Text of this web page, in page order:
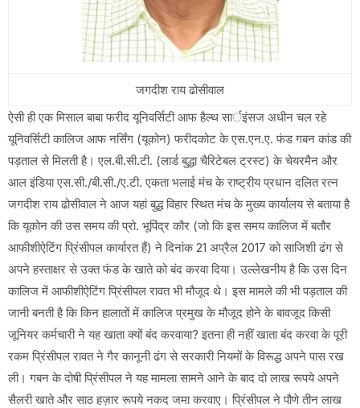
जगदीश राय ढोसीवाल
ऐसी ही एक मिसाल बाबा फरीद यूनिवर्सिटी आफ हैल्थ सार्इंसज अधीन चल रहे
यूनिवर्सिटी कालिज आफ नर्सिंग (यूकोन) फरीदकोट के एस.एन.ए. फंड गबन कांड की
पड़ताल से मिलती है। एल.बी.सी.टी. (लार्ड बुद्धा चैरिटेबल ट्रस्ट) के चेयरमैन और
आल इंडिया एस.सी./बी.सी./ए.टी. एकता भलाई मंच के राष्ट्रीय प्रधान दलित रत्न
जगदीश राय ढोसीवाल ने आज यहां बुद्ध विहार स्थित मंच के मुख्य कार्यालय से बताया है
कि यूकोन की उस समय की प्रो. भूपिंद्र कौर (जो कि इस समय कालिज में बतौर
आफीशीऐटिंग प्रिंसीपल कार्यारत हैं) ने दिनांक 21 अप्रैल 2017 को साजिशी ढंग से
अपने हस्ताक्षर से उक्त फंड के खाते को बंद करवा दिया। उल्लेखनीय है कि उस दिन
कालिज में आफीशीऐटिंग प्रिंसीपल रावत भी मौजूद थे। इस मामले की भी पड़ताल की
जानी बनती है कि किन हालातों में कालिज प्रमुख के मौजूद होने के बावजूद किसी
जूनियर कर्मचारी ने यह खाता क्यों बंद करवाया? इतना ही नहीं खाता बंद करवा के पूरी
रकम प्रिंसीपल रावत ने गैर कानूनी ढंग से सरकारी नियमों के विरूद्ध अपने पास रख
ली। गबन के दोषी प्रिंसीपल ने यह मामला सामने आने के बाद दो लाख रूपये अपने
सैलरी खाते और साठ हज़ार रूपये नकद जमा करवाए। प्रिंसीपल ने पौणे तीन लाख